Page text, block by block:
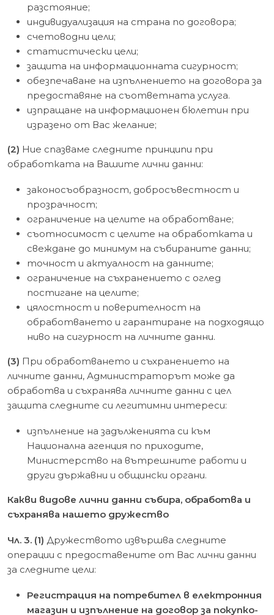
разстояние;
индивидуализация на страна по договора;
счетоводни цели;
статистически цели;
защита на информационната сигурност;
обезпечаване на изпълнението на договора за
предоставяне на съответната услуга.
изпращане на информационен бюлетин при
изразено от Вас желание;
(2) Ние спазваме следните принципи при
обработката на Вашите лични данни:
законосъобразност, добросъвестност и
прозрачност;
ограничение на целите на обработване;
съотносимост с целите на обработката и
свеждане до минимум на събираните данни;
точност и актуалност на данните;
ограничение на съхранението с оглед
постигане на целите;
цялостност и поверителност на
обработването и гарантиране на подходящо
ниво на сигурност на личните данни.
(3) При обработването и съхранението на
личните данни, Администраторът може да
обработва и съхранява личните данни с цел
защита следните си легитимни интереси:
изпълнение на задълженията си към
Национална агенция по приходите,
Министерство на вътрешните работи и
други държавни и общински органи.
Какви видове лични данни събира, обработва и
съхранява нашето дружество
Чл. 3. (1) Дружеството извършва следните
операции с предоставените от Вас лични данни
за следните цели:
Регистрация на потребител в електронния
магазин и изпълнение на договор за покупко-